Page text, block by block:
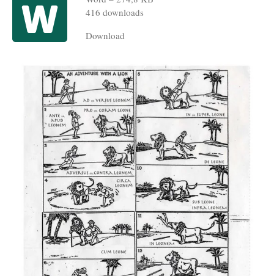
416 downloads
Download